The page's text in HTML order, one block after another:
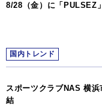
8/28（金）に「PULSEZ
国内トレンド
スポーツクラブNAS 横
結